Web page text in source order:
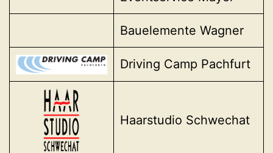
Bauelemente Wagner
Driving Camp Pachfurt
Haarstudio Schwechat